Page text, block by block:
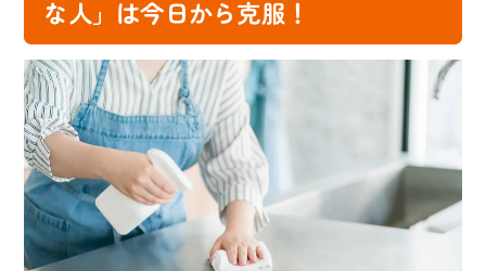
な人」は今日から克服！